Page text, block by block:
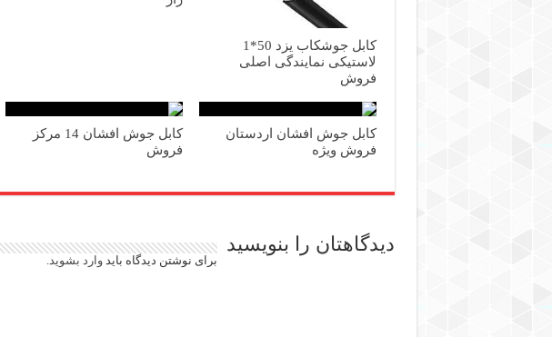
کابل جوشکاب یزد 50*1
لاستیکی نمایندگی اصلی
فروش
کابل جوش افشان اردستان
فروش ویژه
کابل جوش افشان 14 مرکز
فروش
دیدگاهتان را بنویسید
برای نوشتن دیدگاه بایدوارد بشوید.